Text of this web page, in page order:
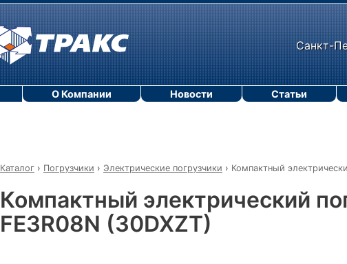
Санкт-
Каталог › Погрузчики › Электрические погрузчики › Компактный
Компактный электрический
FE3R08N (30DXZT)
О Компании Новости Статьи